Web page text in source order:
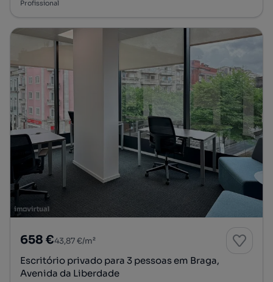
Profissional
658 €43,87 €/m²
Escritório privado para 3 pessoas em Braga,
Avenida da Liberdade